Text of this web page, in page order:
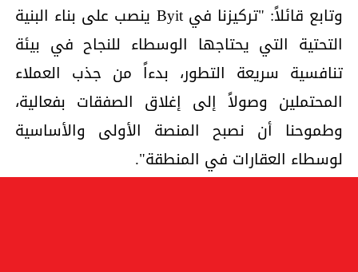
وتابع قائلاً: "تركيزنا في Byit ينصب على بناء البنية
التحتية التي يحتاجها الوسطاء للنجاح في بيئة
تنافسية سريعة التطور، بدءاً من جذب العملاء
المحتملين وصولاً إلى إغلاق الصفقات بفعالية،
وطموحنا أن نصبح المنصة الأولى والأساسية
لوسطاء العقارات في المنطقة".